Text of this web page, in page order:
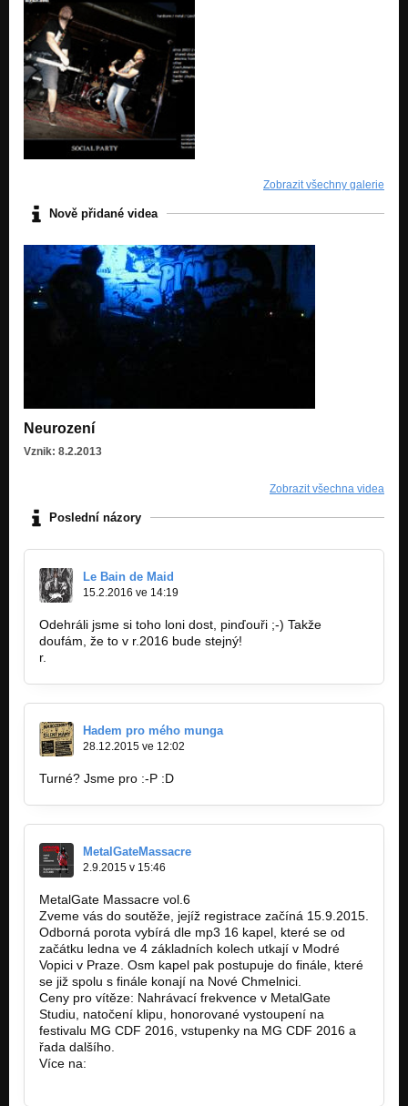
Zobrazit všechny galerie
Nově přidané videa
Neurození
Vznik: 8.2.2013
Zobrazit všechna videa
Poslední názory
Le Bain de Maid
15.2.2016 ve 14:19
Odehráli jsme si toho loni dost, pinďouři ;-) Takže
doufám, že to v r.2016 bude stejný!
r.
Hadem pro mého munga
28.12.2015 ve 12:02
Turné? Jsme pro :-P :D
MetalGateMassacre
2.9.2015 v 15:46
MetalGate Massacre vol.6
Zveme vás do soutěže, jejíž registrace začíná 15.9.2015.
Odborná porota vybírá dle mp3 16 kapel, které se od
začátku ledna ve 4 základních kolech utkají v Modré
Vopici v Praze. Osm kapel pak postupuje do finále, které
se již spolu s finále konají na Nové Chmelnici.
Ceny pro vítěze: Nahrávací frekvence v MetalGate
Studiu, natočení klipu, honorované vystoupení na
festivalu MG CDF 2016, vstupenky na MG CDF 2016 a
řada dalšího.
Více na: